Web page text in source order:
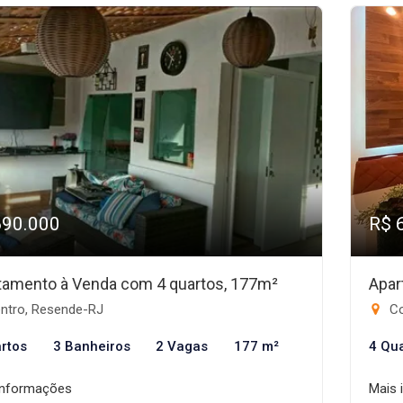
à Venda com 4 quartos, 177m²
Resende-RJ
3 Banheiros 2 Vagas 177 m²
R$
4
Mais